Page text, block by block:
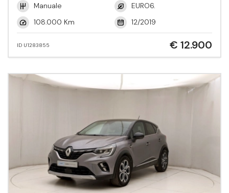
Manuale
EURO6.
108.000 Km
12/2019
ID U1283855 € 12.900